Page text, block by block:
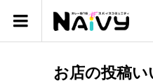
お店の投稿